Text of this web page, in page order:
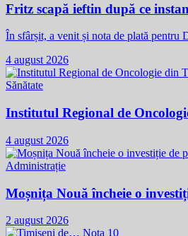
Fritz scapă ieftin după ce
În sfârșit, a venit și nota de plată
4 august 2026
Sănătate
Institutul Regional de
4 august 2026
Administrație
Moșnița Nouă încheie o
2 august 2026